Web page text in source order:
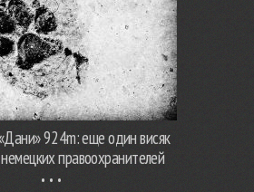
924m: еще один висяк
правоохранителей